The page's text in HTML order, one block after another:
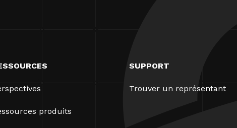
produits
SUPPORT
Trouver un représentant